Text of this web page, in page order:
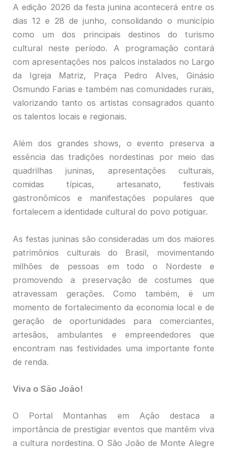
A edição 2026 da festa junina acontecerá entre os
dias 12 e 28 de junho, consolidando o município
como um dos principais destinos do turismo
cultural neste período. A programação contará
com apresentações nos palcos instalados no Largo
da Igreja Matriz, Praça Pedro Alves, Ginásio
Osmundo Farias e também nas comunidades rurais,
valorizando tanto os artistas consagrados quanto
os talentos locais e regionais.
Além dos grandes shows, o evento preserva a
essência das tradições nordestinas por meio das
quadrilhas juninas, apresentações culturais,
comidas típicas, artesanato, festivais
gastronômicos e manifestações populares que
fortalecem a identidade cultural do povo potiguar.
As festas juninas são consideradas um dos maiores
patrimônios culturais do Brasil, movimentando
milhões de pessoas em todo o Nordeste e
promovendo a preservação de costumes que
atravessam gerações. Como também, é um
momento de fortalecimento da economia local e de
geração de oportunidades para comerciantes,
artesãos, ambulantes e empreendedores que
encontram nas festividades uma importante fonte
de renda.
Viva o São João!
O Portal Montanhas em Ação destaca a
importância de prestigiar eventos que mantêm viva
a cultura nordestina. O São João de Monte Alegre